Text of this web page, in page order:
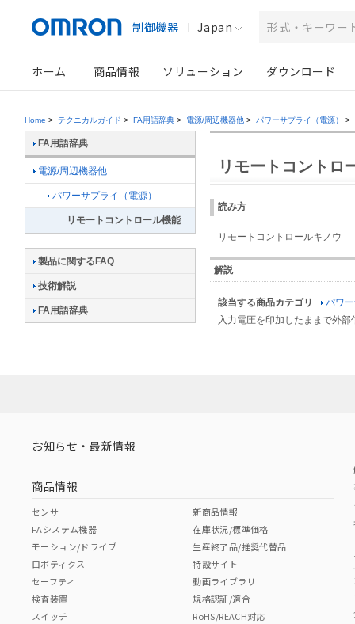
制御機器 Japan
ホーム 商品情報 ソリューション ダウンロード
Home > テクニカルガイド > FA用語辞典 > 電源/周辺機器他 > パワーサプライ（電源） >
リモートコントロ
読み方
リモートコントロールキノウ
解説
該当する商品カテゴリ
パワ
入力電圧を印加したままで外
FA用語辞典
電源/周辺機器他
パワーサプライ（電源）
リモートコントロール機能
製品に関するFAQ
技術解説
FA用語辞典
お知らせ・最新情報
商品情報
センサ
FAシステム機器
モーション/ドライブ
ロボティクス
セーフティ
検査装置
スイッチ
新商品情報
在庫状況/標準価格
生産終了品/推奨代替品
特設サイト
動画ライブラリ
規格認証/適合
RoHS/REACH対応